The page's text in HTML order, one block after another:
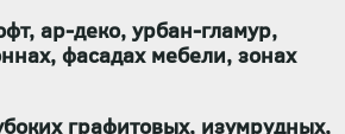
ар-деко, урбан-гламур,
фасадах мебели, зонах
графитовых, изумрудных,